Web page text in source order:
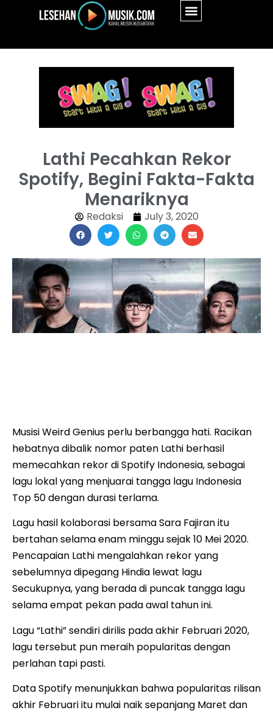
Lathi Pecahkan Rekor
Spotify, Begini Fakta-Fakta
Menariknya
Redaksi July 3, 2020
Musisi Weird Genius perlu berbangga hati. Racikan
hebatnya dibalik nomor paten Lathi berhasil
memecahkan rekor di Spotify Indonesia, sebagai
lagu lokal yang menjuarai tangga lagu Indonesia
Top 50 dengan durasi terlama.
Lagu hasil kolaborasi bersama Sara Fajiran itu
bertahan selama enam minggu sejak 10 Mei 2020.
Pencapaian Lathi mengalahkan rekor yang
sebelumnya dipegang Hindia lewat lagu
Secukupnya, yang berada di puncak tangga lagu
selama empat pekan pada awal tahun ini.
Lagu “Lathi” sendiri dirilis pada akhir Februari 2020,
lagu tersebut pun meraih popularitas dengan
perlahan tapi pasti.
Data Spotify menunjukkan bahwa popularitas rilisan
akhir Februari itu mulai naik sepanjang Maret dan